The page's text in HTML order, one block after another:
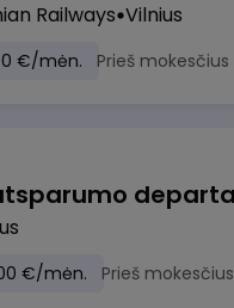
Railways Vilnius
€/mėn. Prieš mokesčius
€/mėn. Prieš mokesčius